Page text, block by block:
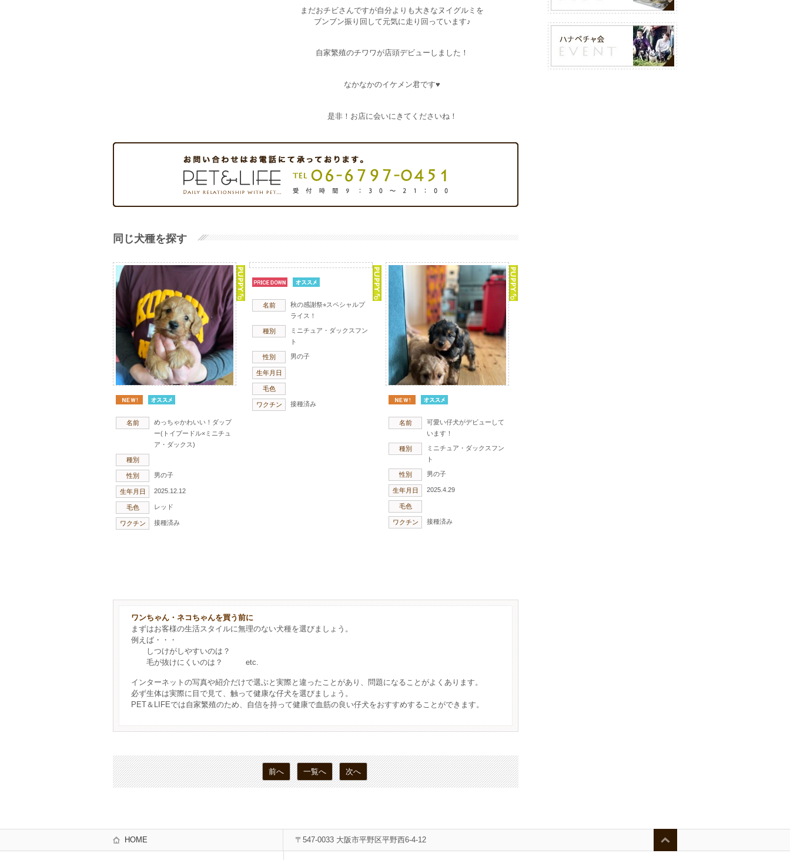
まだおチビさんですが自分よりも大きなヌイグルミを
ブンブン振り回して元気に走り回っています♪
自家繁殖のチワワが店頭デビューしました！
なかなかのイケメン君です♥
是非！お店に会いにきてくださいね！
同じ犬種を探す
名前
めっちゃかわいい！ダップ
ー(トイプードル×ミニチュ
ア・ダックス)
種別
性別 男の子
生年月日 2025.12.12
毛色 レッド
ワクチン 接種済み
名前
秋の感謝祭⭐︎スペシャルプ
ライス！
種別
ミニチュア・ダックスフン
ト
性別 男の子
生年月日
毛色
ワクチン 接種済み
名前
可愛い仔犬がデビューして
います！
種別
ミニチュア・ダックスフン
ト
性別 男の子
生年月日 2025.4.29
毛色
ワクチン 接種済み
ワンちゃん・ネコちゃんを買う前に
まずはお客様の生活スタイルに無理のない犬種を選びましょう。
例えば・・・
しつけがしやすいのは？
毛が抜けにくいのは？ etc.
インターネットの写真や紹介だけで選ぶと実際と違ったことがあり、問題になることがよくあります。
必ず生体は実際に目で見て、触って健康な仔犬を選びましょう。
PET＆LIFEでは自家繁殖のため、自信を持って健康で血筋の良い仔犬をおすすめすることができます。
前へ 一覧へ 次へ
HOME 〒547-0033 大阪市平野区平野西6-4-12